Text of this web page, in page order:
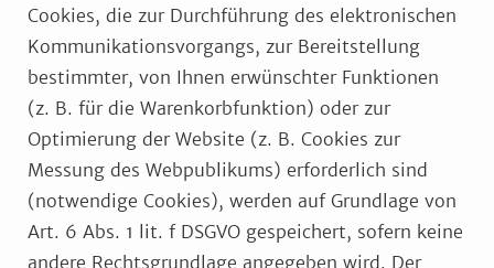
Cookies, die zur Durchführung des elektronischen
Kommunikationsvorgangs, zur Bereitstellung
bestimmter, von Ihnen erwünschter Funktionen
(z. B. für die Warenkorbfunktion) oder zur
Optimierung der Website (z. B. Cookies zur
Messung des Webpublikums) erforderlich sind
(notwendige Cookies), werden auf Grundlage von
Art. 6 Abs. 1 lit. f DSGVO gespeichert, sofern keine
andere Rechtsgrundlage angegeben wird. Der